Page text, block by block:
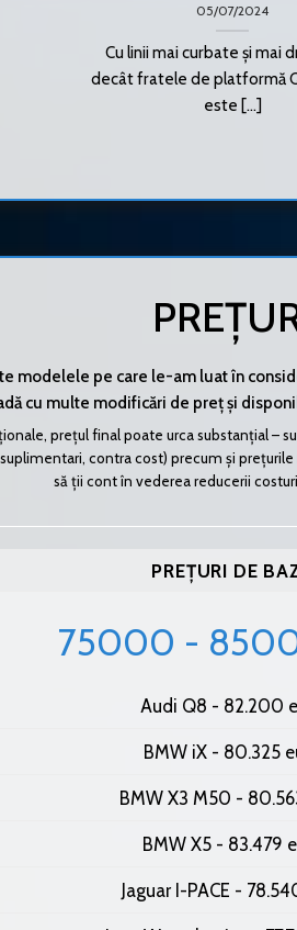
05/07/2024
Cu linii mai curbate și mai
decât fratele de platformă
este [...]
modelele pe care le-am luat în
cu multe modificări de preț și
prețul final poate urca substanțial –
contra cost) precum și
să ții cont în vederea reducerii
PREȚURI DE
75000 -
Audi Q8 - 82.200
BMW iX - 80.325
BMW X3 M50 -
BMW X5 - 83.479
Jaguar I-PACE -